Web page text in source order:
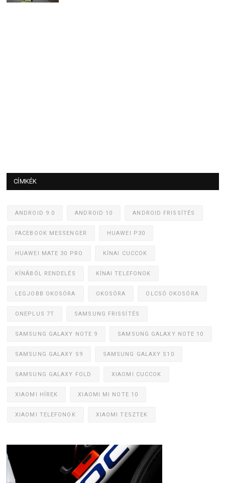
CÍMKÉK
ANDROID 9.0 ANDROID 10 ANDROID FRISSÍTÉS
FACEBOOK MESSENGER HUAWEI P30
HUAWEI MATE 30 PRO KÍNAI CUCCOK
KÍNÁBÓL RENDELÉS KÍNAI TELEFONOK
LEGJOBB OKOSÓRA OKOSÓRA OLCSÓ OKOSÓRA
ONEPLUS 7T SAMSUNG FRISSÍTÉS
SAMSUNG GALAXY NOTE 9 SAMSUNG GALAXY NOTE 10
SAMSUNG GALAXY S9 SAMSUNG GALAXY S10
SAMSUNG GALAXY FOLD XIAOMI CUCCOK
XIAOMI HÍREK XIAOMI MI NOTE 10
XIAOMI TELEFONOK XIAOMI TESZTEK